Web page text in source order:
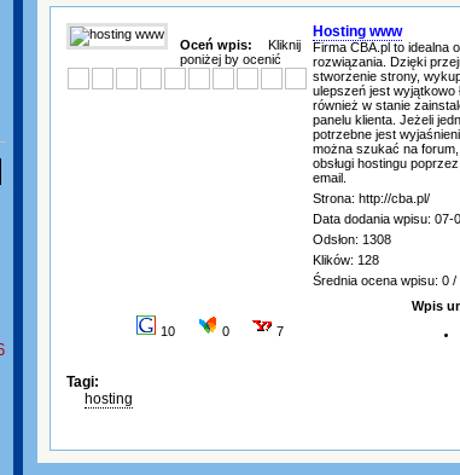
Oceń wpis:
Kliknij
poniżej by ocenić
Hosting www
Firma CBA.pl to idealna
rozwiązania. Dzięki
stworzenie strony,
ulepszeń jest wyjątkowo
również w stanie
panelu klienta. Jeżeli
potrzebne jest
można szukać na
obsługi hostingu
email.
Strona: http://cba.pl/
Data dodania wpisu: 07-
Odsłon: 1308
Klików: 128
Średnia ocena wpisu: 0 /
10 0 7
Wpis
Tagi:
hosting